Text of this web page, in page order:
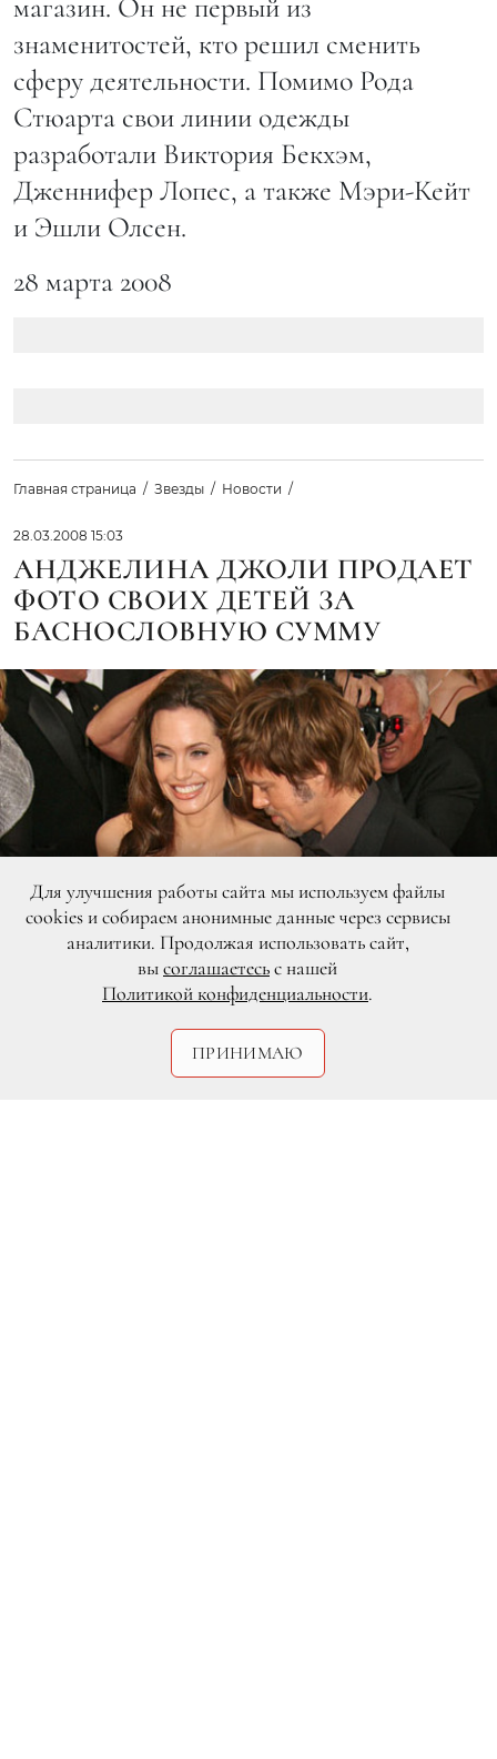
знаменитостей, кто решил сменить
сферу деятельности. Помимо Рода
Стюарта свои линии одежды
разработали Виктория Бекхэм,
Дженнифер Лопес, а также Мэри-Кейт
и Эшли Олсен.
28 марта 2008
Главная страница Звезды Новости
28.03.2008 15:03
АНДЖЕЛИНА ДЖОЛИ ПРОДАЕТ
ФОТО СВОИХ ДЕТЕЙ ЗА
БАСНОСЛОВНУЮ СУММУ
Для улучшения работы сайта мы используем файлы
cookies и собираем анонимные данные через сервисы
аналитики. Продолжая использовать сайт,
высоглашаетесьс нашей
Политикой конфиденциальности.
ПРИНИМАЮ